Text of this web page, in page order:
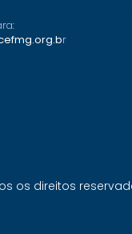
r
direitos